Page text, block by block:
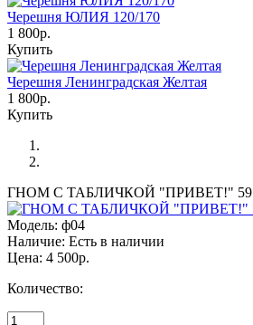
Черешня ЮЛИЯ 120/170
1 800р.
Купить
Черешня Ленинградская Желтая
1 800р.
Купить
ГНОМ С ТАБЛИЧКОЙ "ПРИВЕТ!"
Модель: ф04
Наличие: Есть в наличии
Цена: 4 500р.
Количество: